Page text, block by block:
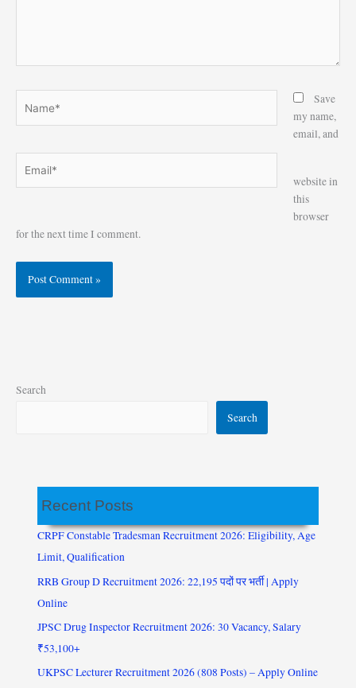
Save
my name,
email, and
website in
this
browser
for the next time I comment.
Search
Search
Recent Posts
CRPF Constable Tradesman Recruitment 2026: Eligibility, Age
Limit, Qualification
RRB Group D Recruitment 2026: 22,195 पदों पर भर्ती | Apply
Online
JPSC Drug Inspector Recruitment 2026: 30 Vacancy, Salary
₹53,100+
UKPSC Lecturer Recruitment 2026 (808 Posts) – Apply Online